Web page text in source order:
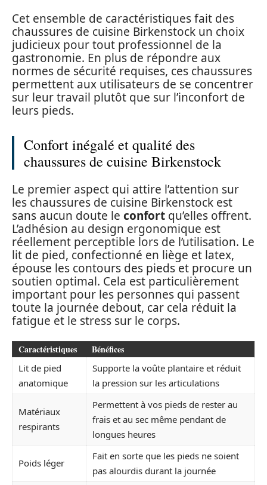
Cet ensemble de caractéristiques fait des
chaussures de cuisine Birkenstock un choix
judicieux pour tout professionnel de la
gastronomie. En plus de répondre aux
normes de sécurité requises, ces chaussures
permettent aux utilisateurs de se concentrer
sur leur travail plutôt que sur l’inconfort de
leurs pieds.
Confort inégalé et qualité des
chaussures de cuisine Birkenstock
Le premier aspect qui attire l’attention sur
les chaussures de cuisine Birkenstock est
sans aucun doute le confort qu’elles offrent.
L’adhésion au design ergonomique est
réellement perceptible lors de l’utilisation. Le
lit de pied, confectionné en liège et latex,
épouse les contours des pieds et procure un
soutien optimal. Cela est particulièrement
important pour les personnes qui passent
toute la journée debout, car cela réduit la
fatigue et le stress sur le corps.
Caractéristiques Bénéfices
Lit de pied
anatomique
Supporte la voûte plantaire et réduit
la pression sur les articulations
Matériaux
respirants
Permettent à vos pieds de rester au
frais et au sec même pendant de
longues heures
Poids léger
Fait en sorte que les pieds ne soient
pas alourdis durant la journée